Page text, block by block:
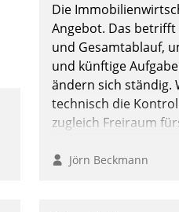
Nadja Hußmann
Die
Angebot. Das betrifft
und Gesamtablauf,
und künftige
ändern sich ständig.
technisch die
zugleich Freiraum
Jörn Beckmann